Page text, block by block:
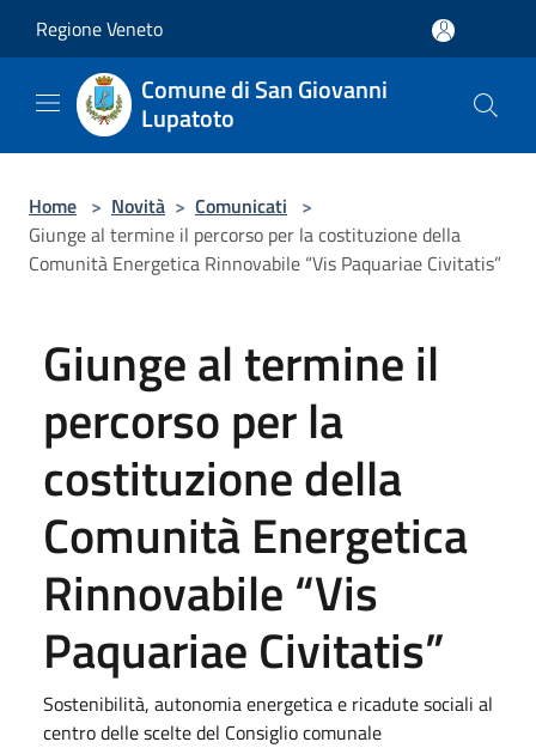
Regione Veneto
Comune di San Giovanni
Lupatoto
Home > Novità > Comunicati >
Giunge al termine il percorso per la costituzione della
Comunità Energetica Rinnovabile “Vis Paquariae Civitatis”
Giunge al termine il
percorso per la
costituzione della
Comunità Energetica
Rinnovabile “Vis
Paquariae Civitatis”
Sostenibilità, autonomia energetica e ricadute sociali al
centro delle scelte del Consiglio comunale